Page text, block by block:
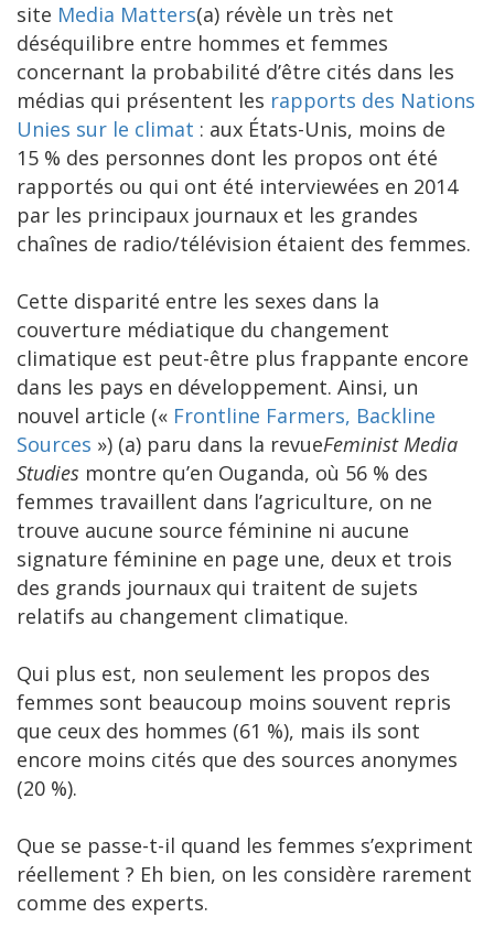
site Media Matters(a) révèle un très net
déséquilibre entre hommes et femmes
concernant la probabilité d’être cités dans les
médias qui présentent les rapports des Nations
Unies sur le climat : aux États-Unis, moins de
15 % des personnes dont les propos ont été
rapportés ou qui ont été interviewées en 2014
par les principaux journaux et les grandes
chaînes de radio/télévision étaient des femmes.
Cette disparité entre les sexes dans la
couverture médiatique du changement
climatique est peut-être plus frappante encore
dans les pays en développement. Ainsi, un
nouvel article (« Frontline Farmers, Backline
Sources ») (a) paru dans la revueFeminist Media
Studies montre qu’en Ouganda, où 56 % des
femmes travaillent dans l’agriculture, on ne
trouve aucune source féminine ni aucune
signature féminine en page une, deux et trois
des grands journaux qui traitent de sujets
relatifs au changement climatique.
Qui plus est, non seulement les propos des
femmes sont beaucoup moins souvent repris
que ceux des hommes (61 %), mais ils sont
encore moins cités que des sources anonymes
(20 %).
Que se passe-t-il quand les femmes s’expriment
réellement ? Eh bien, on les considère rarement
comme des experts.